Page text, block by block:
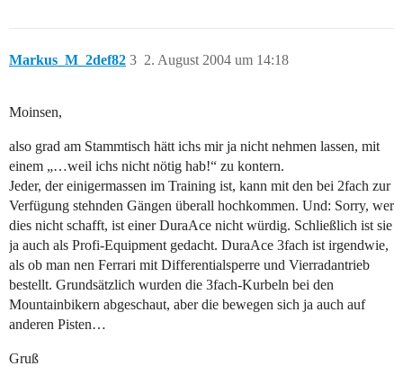
Markus_M_2def82 2. August 2004 um 14:18
3
Moinsen,
also grad am Stammtisch hätt ichs mir ja nicht nehmen lassen, mit
einem „…weil ichs nicht nötig hab!“ zu kontern.
Jeder, der einigermassen im Training ist, kann mit den bei 2fach zur
Verfügung stehnden Gängen überall hochkommen. Und: Sorry, wer
dies nicht schafft, ist einer DuraAce nicht würdig. Schließlich ist sie
ja auch als Profi-Equipment gedacht. DuraAce 3fach ist irgendwie,
als ob man nen Ferrari mit Differentialsperre und Vierradantrieb
bestellt. Grundsätzlich wurden die 3fach-Kurbeln bei den
Mountainbikern abgeschaut, aber die bewegen sich ja auch auf
anderen Pisten…
Gruß